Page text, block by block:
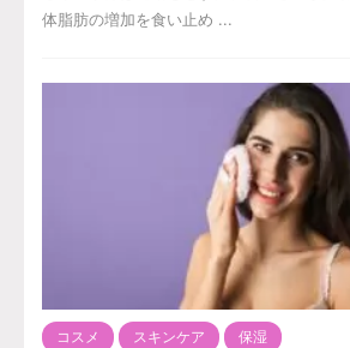
体脂肪の増加を食い止め ...
コスメ スキンケア 保湿